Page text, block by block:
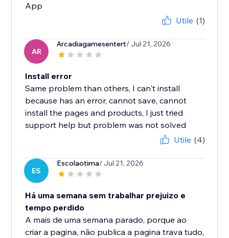
App
Utile (1)
AR
Arcadiagamesentert/ Jul 21, 2026
Install error
Same problem than others, I can't install
because has an error, cannot save, cannot
install the pages and products, I just tried
support help but problem was not solved
Utile (4)
ES
Escolaotima/ Jul 21, 2026
Há uma semana sem trabalhar prejuizo e
tempo perdido
A mais de uma semana parado, porque ao
criar a pagina, não publica a pagina trava tudo,